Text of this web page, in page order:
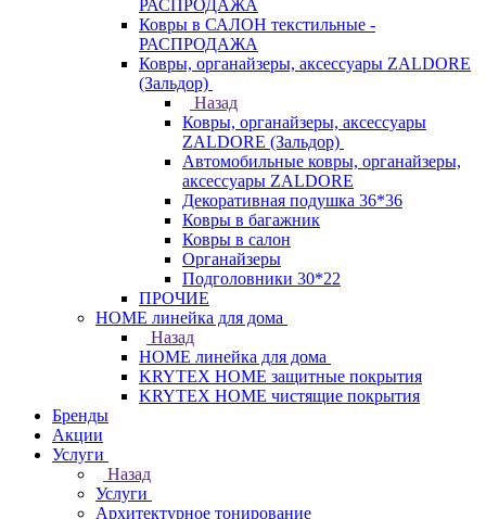
РАСПРОДАЖА
Ковры в САЛОН текстильные -
РАСПРОДАЖА
Ковры, органайзеры, аксессуары ZALDORE
(Зальдор)
Назад
Ковры, органайзеры, аксессуары
ZALDORE (Зальдор)
Автомобильные ковры, органайзеры,
аксессуары ZALDORE
Декоративная подушка 36*36
Ковры в багажник
Ковры в салон
Органайзеры
Подголовники 30*22
ПРОЧИЕ
HOME линейка для дома
Назад
HOME линейка для дома
KRYTEX HOME защитные покрытия
KRYTEX HOME чистящие покрытия
Бренды
Акции
Услуги
Назад
Услуги
Архитектурное тонирование